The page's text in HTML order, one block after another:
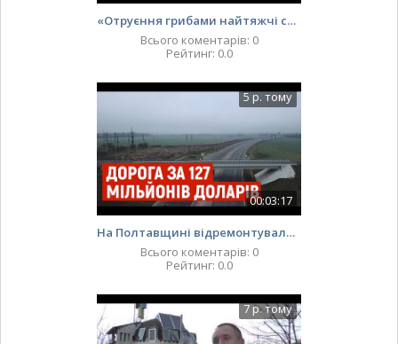
«Отруєння грибами найтяжчі серед інших харчових», – лікар-реаніматолог
Всього коментарів: 0
Рейтинг: 0.0
5 р. тому
00:03:17
На Полтавщині відремонтували дорогу за 127 мільйонів доларів
Всього коментарів: 0
Рейтинг: 0.0
7 р. тому